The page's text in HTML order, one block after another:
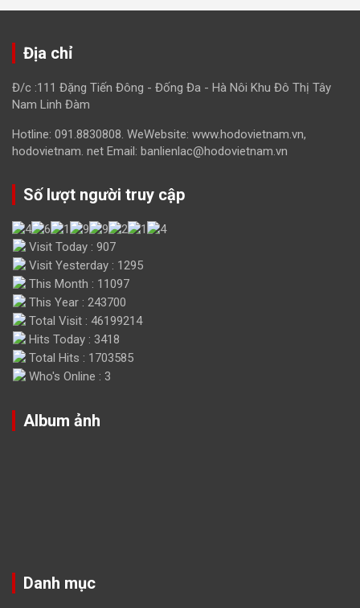
Địa chỉ
Đ/c :111 Đặng Tiến Đông - Đống Đa - Hà Nôi Khu Đô Thị Tây
Nam Linh Đàm
Hotline: 091.8830808. WeWebsite: www.hodovietnam.vn,
hodovietnam. net Email: banlienlac@hodovietnam.vn
Số lượt người truy cập
Visit Today : 907
Visit Yesterday : 1295
This Month : 11097
This Year : 243700
Total Visit : 46199214
Hits Today : 3418
Total Hits : 1703585
Who's Online : 3
Album ảnh
Danh mục